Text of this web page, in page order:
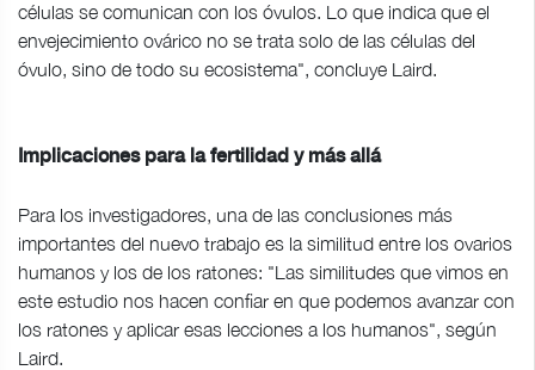
células se comunican con los óvulos. Lo que indica que el
envejecimiento ovárico no se trata solo de las células del
óvulo, sino de todo su ecosistema", concluye Laird.
Implicaciones para la fertilidad y más allá
Para los investigadores, una de las conclusiones más
importantes del nuevo trabajo es la similitud entre los ovarios
humanos y los de los ratones: "Las similitudes que vimos en
este estudio nos hacen confiar en que podemos avanzar con
los ratones y aplicar esas lecciones a los humanos", según
Laird.